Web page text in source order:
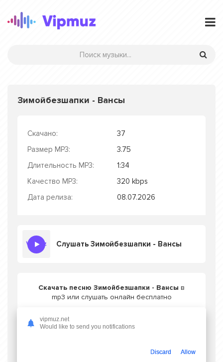
Зимойбезшапки - Вансы
Скачано:
37
Размер MP3:
3.75
Длительность MP3:
1:34
Качество MP3:
320 kbps
Дата релиза:
08.07.2026
Слушать Зимойбезшапки - Вансы
Скачать песню Зимойбезшапки - Вансы в
mp3 или слушать онлайн бесплатно
Скачать трек
vipmuz.net
Would like to send you notifications
Discard Allow